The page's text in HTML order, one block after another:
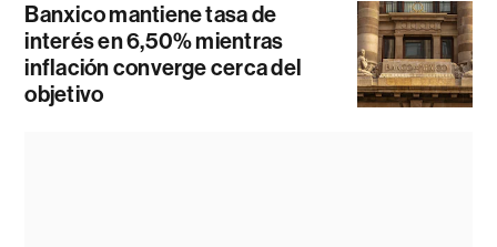
Banxico mantiene tasa de
interés en 6,50% mientras
inflación converge cerca del
objetivo